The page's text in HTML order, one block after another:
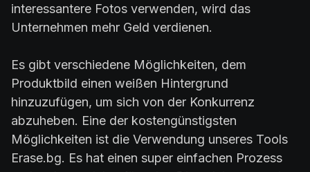
interessantere Fotos verwenden, wird das
Unternehmen mehr Geld verdienen.
Es gibt verschiedene Möglichkeiten, dem
Produktbild einen weißen Hintergrund
hinzuzufügen, um sich von der Konkurrenz
abzuheben. Eine der kostengünstigsten
Möglichkeiten ist die Verwendung unseres Tools
Erase.bg. Es hat einen super einfachen Prozess